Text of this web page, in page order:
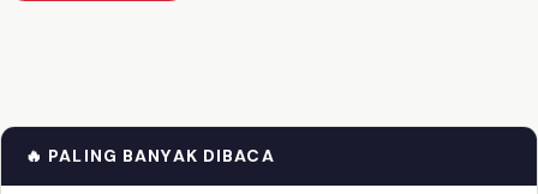
🔥 PALING BANYAK DIBACA